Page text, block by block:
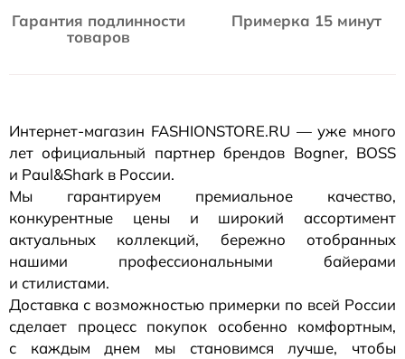
Гарантия подлинности
товаров
Примерка 15 минут
Интернет-магазин FASHIONSTORE.RU — уже много
лет официальный партнер брендов Bogner, BOSS
и Paul&Shark в России.
Мы гарантируем премиальное качество,
конкурентные цены и широкий ассортимент
актуальных коллекций, бережно отобранных
нашими профессиональными байерами
и стилистами.
Доставка с возможностью примерки по всей России
сделает процесс покупок особенно комфортным,
с каждым днем мы становимся лучше, чтобы